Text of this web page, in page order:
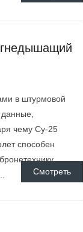
в штурмовой
чему Су-25
способен
Смотреть